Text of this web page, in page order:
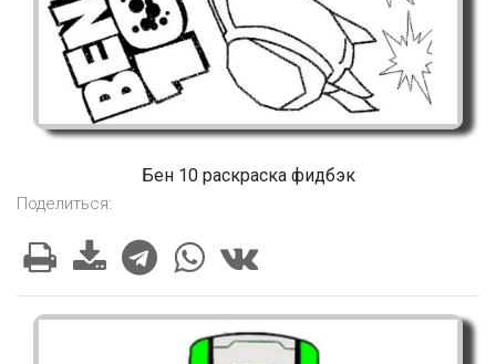
Бен 10 раскраска фидбэк
Поделиться: